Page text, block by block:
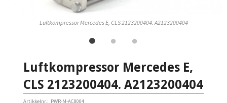
Luftkompressor Mercedes E, CLS 2123200404. A2123200404
Luftkompressor Mercedes E,
CLS 2123200404. A2123200404
Artikkelnr.: PWR-M-AC8004